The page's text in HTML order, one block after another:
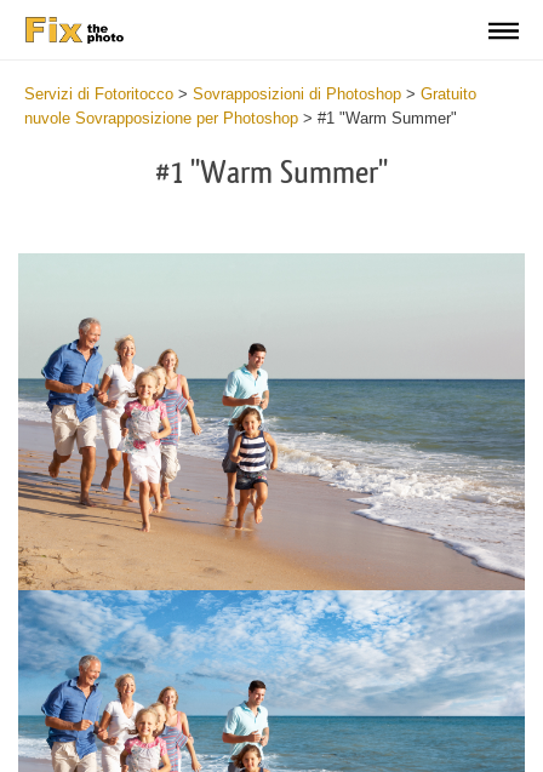
Servizi di Fotoritocco > Sovrapposizioni di Photoshop > Gratuito
nuvole Sovrapposizione per Photoshop > #1 "Warm Summer"
#1 "Warm Summer"
Si prega di Selezionare
Free Cloud Overlay #1